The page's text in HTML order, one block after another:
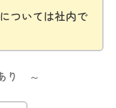
ついては社内で
り ～